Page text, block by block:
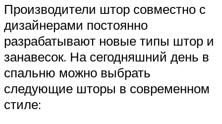
Производители штор совместно с
дизайнерами постоянно
разрабатывают новые типы штор и
занавесок. На сегодняшний день в
спальню можно выбрать
следующие шторы в современном
стиле: